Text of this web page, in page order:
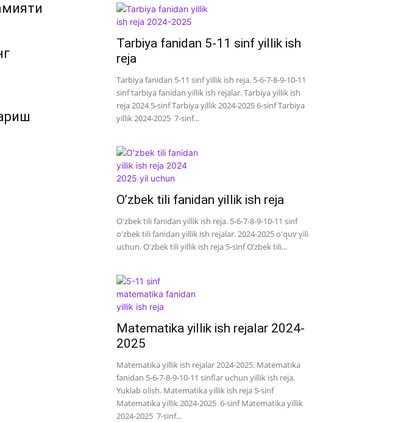
Tarbiya fanidan 5-11 sinf yillik ish
reja
Tarbiya fanidan 5-11 sinf yillik ish reja. 5-6-7-8-9-10-11
sinf tarbiya fanidan yillik ish rejalar. Tarbiya yillik ish
reja 2024 5-sinf Tarbiya yillik 2024-2025 6-sinf Tarbiya
yillik 2024-2025 7-sinf...
O’zbek tili fanidan yillik ish reja
O'zbek tili fanidan yillik ish reja. 5-6-7-8-9-10-11 sinf
o'zbek tili fanidan yillik ish rejalar. 2024-2025 o'quv yili
uchun. O'zbek tili yillik ish reja 5-sinf O’zbek tili...
Matematika yillik ish rejalar 2024-
2025
Matematika yillik ish rejalar 2024-2025. Matematika
fanidan 5-6-7-8-9-10-11 sinflar uchun yillik ish reja.
Yuklab olish. Matematika yillik ish reja 5-sinf
Matematika yillik 2024-2025 6-sinf Matematika yillik
2024-2025 7-sinf...